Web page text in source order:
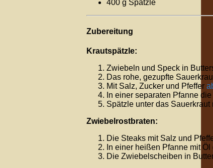
400 g Spätzle
Zubereitung
Krautspätzle:
Zwiebeln und Speck in
Das rohe, gezupfte
Mit Salz, Zucker und Pfeffer
In einer separaten Pfanne
Spätzle unter das
Zwiebelrostbraten:
Die Steaks mit Salz und
In einer heißen Pfanne mit
Die Zwiebelscheiben in